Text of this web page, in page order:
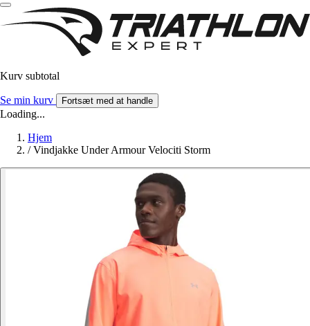
Kurv subtotal
Se min kurv Fortsæt med at handle
Loading...
Hjem
/ Vindjakke Under Armour Velociti Storm